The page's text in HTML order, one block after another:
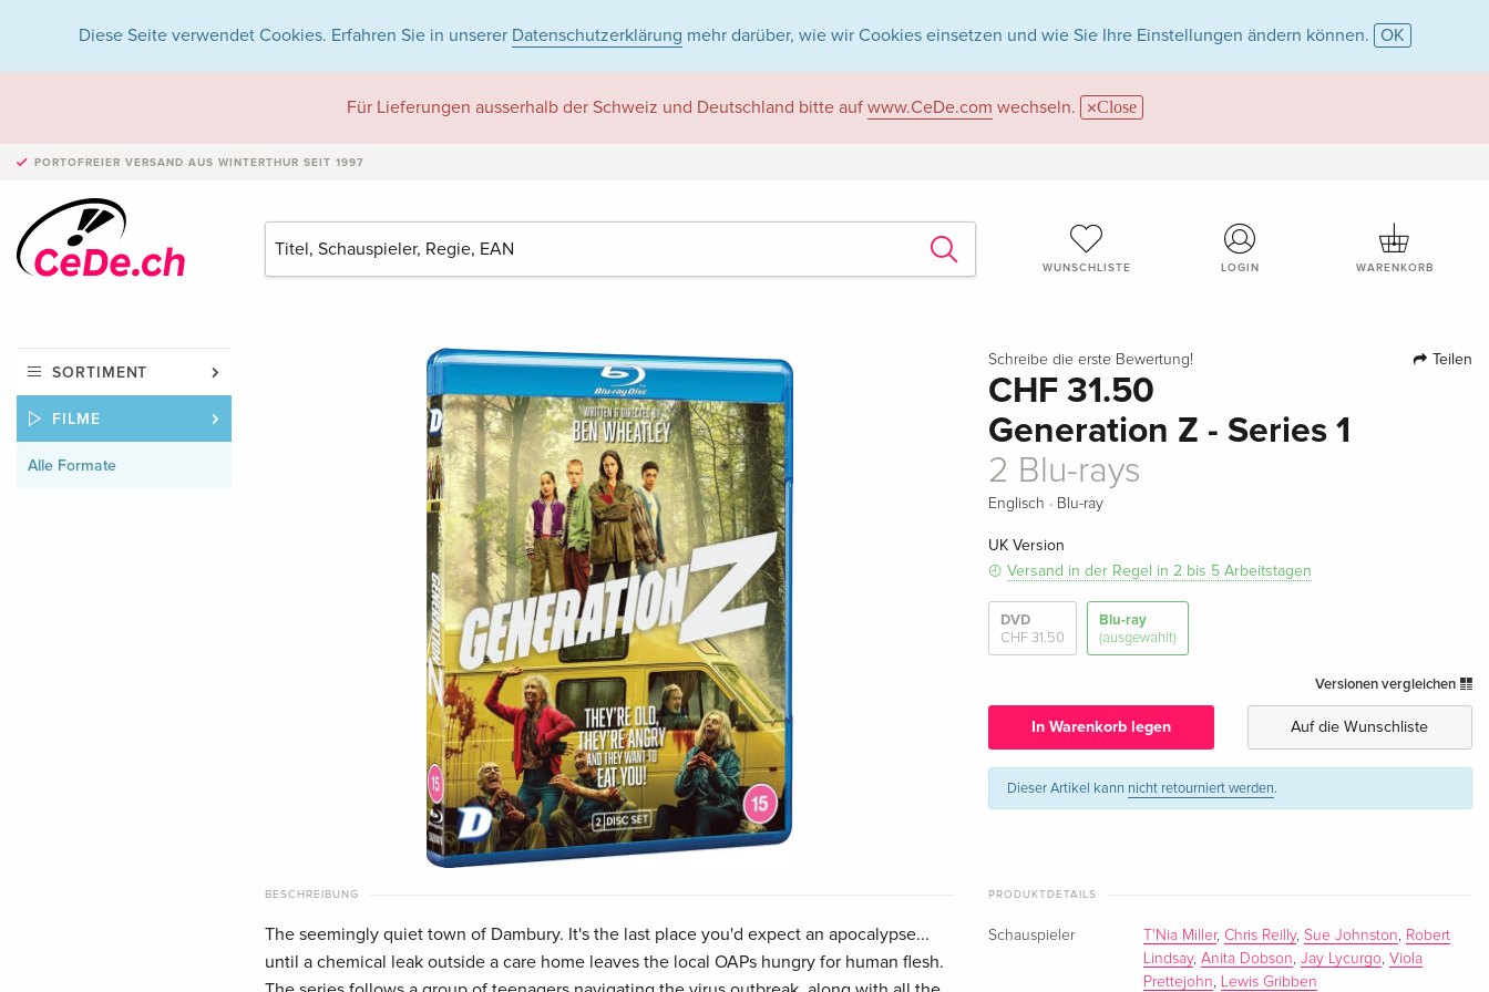
Diese Seite verwendet Cookies. Erfahren Sie in unserer Datenschutzerklärung mehr darüber, wie wir Cookies einsetzen und wie Sie Ihre Einstellungen ändern können. OK
Für Lieferungen ausserhalb der Schweiz und Deutschland bitte auf www.CeDe.com wechseln. Close
PORTOFREIER VERSAND AUS WINTERTHUR SEIT 1997
WUNSCHLISTE LOGIN WARENKORB
SORTIMENT
FILME
Alle Formate
Schreibe die erste Bewertung! Teilen
CHF 31.50
Generation Z - Series 1
2 Blu-rays
Englisch · Blu-ray
UK Version
Versand in der Regel in 2 bis 5 Arbeitstagen
DVD
CHF 31.50
Blu-ray
(ausgewählt)
Versionen vergleichen
In Warenkorb legen Auf die Wunschliste
Dieser Artikel kann nicht retourniert werden.
BESCHREIBUNG
The seemingly quiet town of Dambury. It's the last place you'd expect an apocalypse...
until a chemical leak outside a care home leaves the local OAPs hungry for human flesh.
PRODUKTDETAILS
Schauspieler T'Nia Miller,Chris Reilly,Sue Johnston, Robert
Lindsay,Anita Dobson,Jay Lycurgo,Viola
Prettejohn, Lewis Gribben